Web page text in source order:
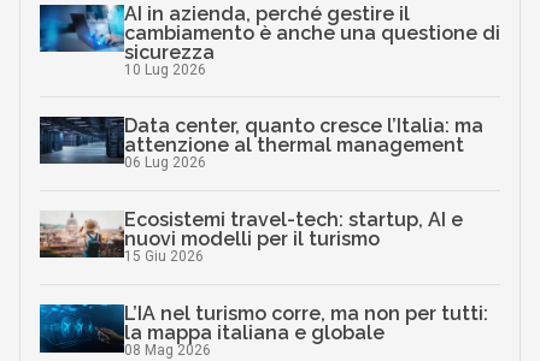
AI in azienda, perché gestire il
cambiamento è anche una questione di
sicurezza
10 Lug 2026
Data center, quanto cresce l’Italia: ma
attenzione al thermal management
06 Lug 2026
Ecosistemi travel-tech: startup, AI e
nuovi modelli per il turismo
15 Giu 2026
L’IA nel turismo corre, ma non per tutti:
la mappa italiana e globale
08 Mag 2026